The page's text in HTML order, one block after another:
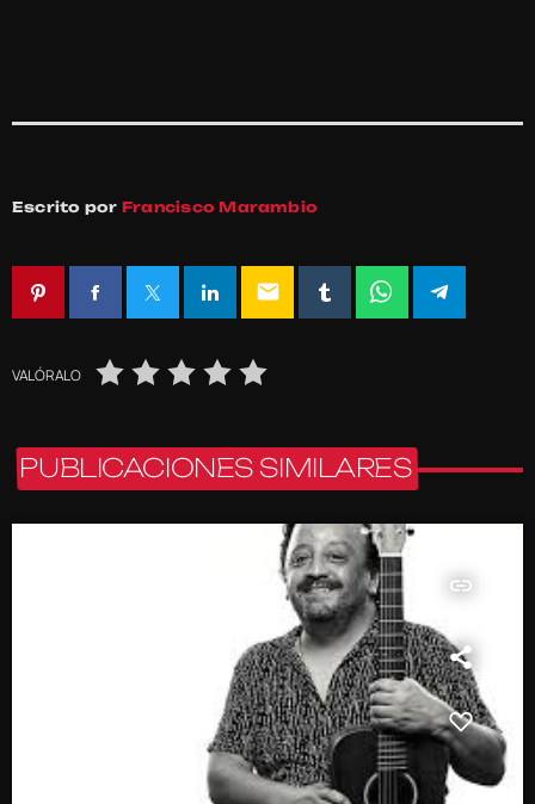
Escrito por Francisco Marambio
email
VALÓRALO
PUBLICACIONES SIMILARES
insert_link